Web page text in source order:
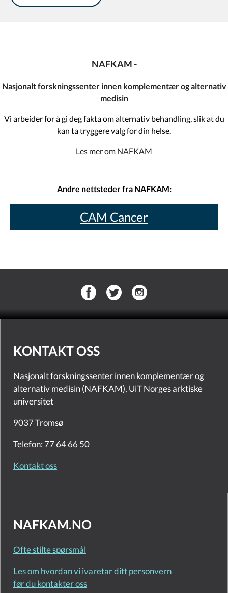
NAFKAM -
Nasjonalt forskningssenter innen komplementær og alternativ
medisin
Vi arbeider for å gi deg fakta om alternativ behandling, slik at du
kan ta tryggere valg for din helse.
Les mer om NAFKAM
Andre nettsteder fra NAFKAM:
CAM Cancer
KONTAKT OSS
Nasjonalt forskningssenter innen komplementær og
alternativ medisin (NAFKAM), UiT Norges arktiske
universitet
9037 Tromsø
Telefon: 77 64 66 50
Kontakt oss
NAFKAM.NO
Ofte stilte spørsmål
Les om hvordan vi ivaretar ditt personvern
før du kontakter oss